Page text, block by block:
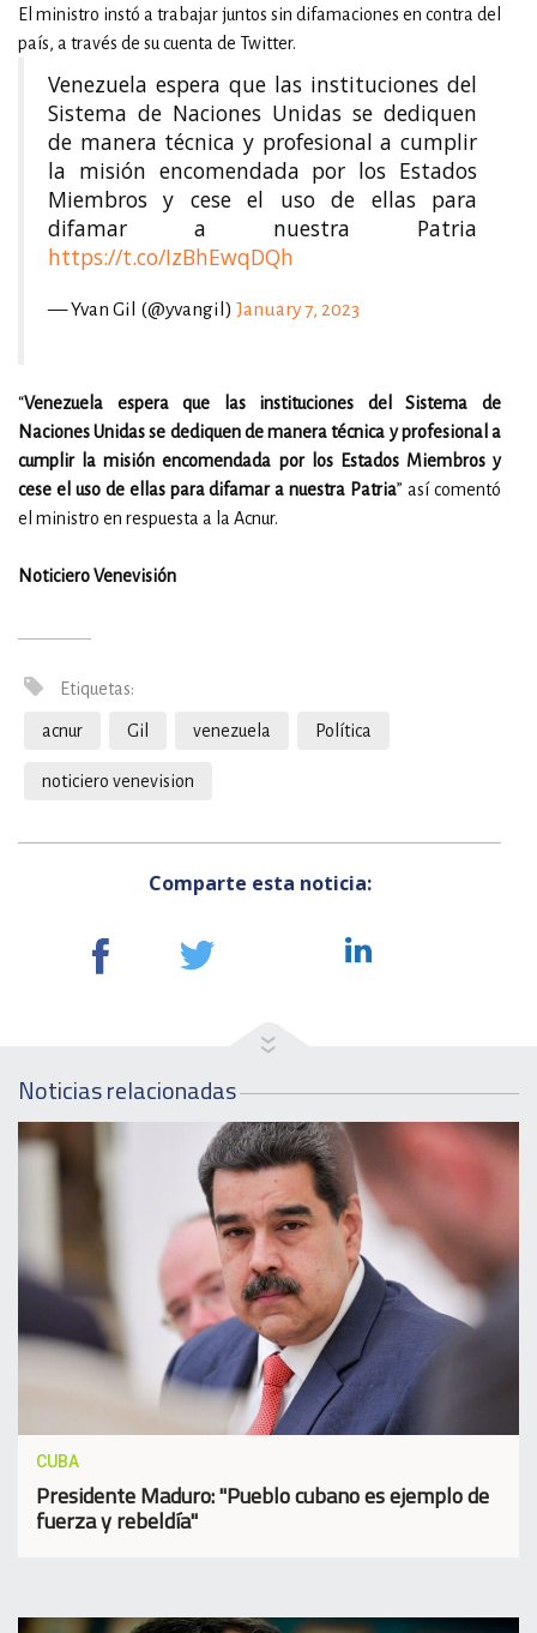
El ministro instó a trabajar juntos sin difamaciones en contra del
país, a través de su cuenta de Twitter.
Venezuela espera que las instituciones del
Sistema de Naciones Unidas se dediquen
de manera técnica y profesional a cumplir
la misión encomendada por los Estados
Miembros y cese el uso de ellas para
difamar a nuestra Patria
https://t.co/IzBhEwqDQh
— Yvan Gil (@yvangil) January 7, 2023
“Venezuela espera que las instituciones del Sistema de
Naciones Unidas se dediquen de manera técnica y profesional a
cumplir la misión encomendada por los Estados Miembros y
cese el uso de ellas para difamar a nuestra Patria” así comentó
el ministro en respuesta a la Acnur.
Noticiero Venevisión
Etiquetas:
acnur Gil venezuela Política
noticiero venevision
Comparte esta noticia:
Noticias relacionadas
CUBA
Presidente Maduro: "Pueblo cubano es ejemplo de
fuerza y rebeldía"